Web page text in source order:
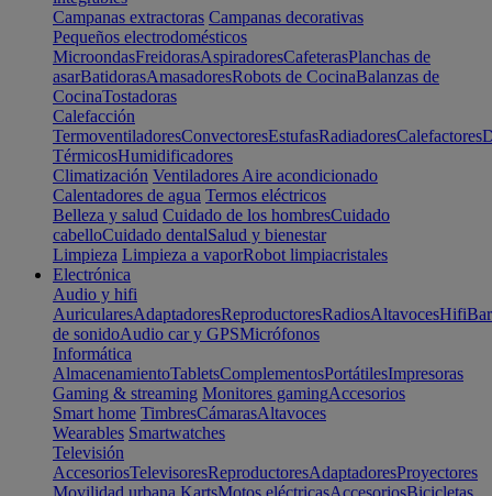
Campanas extractoras Campanas decorativas
Pequeños electrodomésticos
MicroondasFreidorasAspiradoresCafeterasPlanchas de
asarBatidorasAmasadoresRobots de CocinaBalanzas de
CocinaTostadoras
Calefacción
TermoventiladoresConvectoresEstufasRadiadoresCalefactores
TérmicosHumidificadores
Climatización Ventiladores Aire acondicionado
Calentadores de agua Termos eléctricos
Belleza y salud Cuidado de los hombresCuidado
cabelloCuidado dentalSalud y bienestar
Limpieza Limpieza a vaporRobot limpiacristales
Electrónica
Audio y hifi
AuricularesAdaptadoresReproductoresRadiosAltavocesHifi
de sonidoAudio car y GPSMicrófonos
Informática
AlmacenamientoTabletsComplementosPortátilesImpresoras
Gaming & streaming Monitores gamingAccesorios
Smart home TimbresCámarasAltavoces
Wearables Smartwatches
Televisión
AccesoriosTelevisoresReproductoresAdaptadoresProyectores
Movilidad urbana KartsMotos eléctricasAccesoriosBicicletas